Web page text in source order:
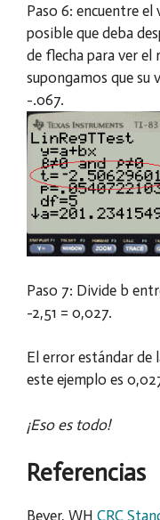
Paso 6: encuentre
posible que deba
de flecha para ver el
supongamos que su
-.067.
Paso 7: Divide b
-2,51 = 0,027.
El error estándar de
este ejemplo es
¡Eso es todo!
Referencias
Beyer, WH CRC